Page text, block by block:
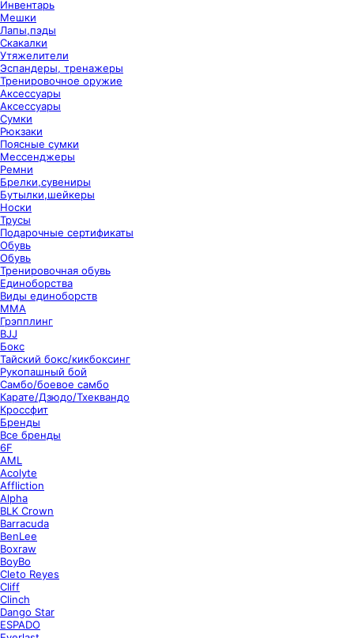
Инвентарь
Мешки
Лапы,пэды
Скакалки
Утяжелители
Эспандеры, тренажеры
Тренировочное оружие
Аксессуары
Аксессуары
Сумки
Рюкзаки
Поясные сумки
Мессенджеры
Ремни
Брелки,сувениры
Бутылки,шейкеры
Носки
Трусы
Подарочные сертификаты
Обувь
Обувь
Тренировочная обувь
Единоборства
Виды единоборств
ММА
Грэпплинг
BJJ
Бокс
Тайский бокс/кикбоксинг
Рукопашный бой
Самбо/боевое самбо
Карате/Дзюдо/Тхеквандо
Кроссфит
Бренды
Все бренды
6F
AML
Acolyte
Affliction
Alpha
BLK Crown
Barracuda
BenLee
Boxraw
BoyBo
Cleto Reyes
Cliff
Clinch
Dango Star
ESPADO